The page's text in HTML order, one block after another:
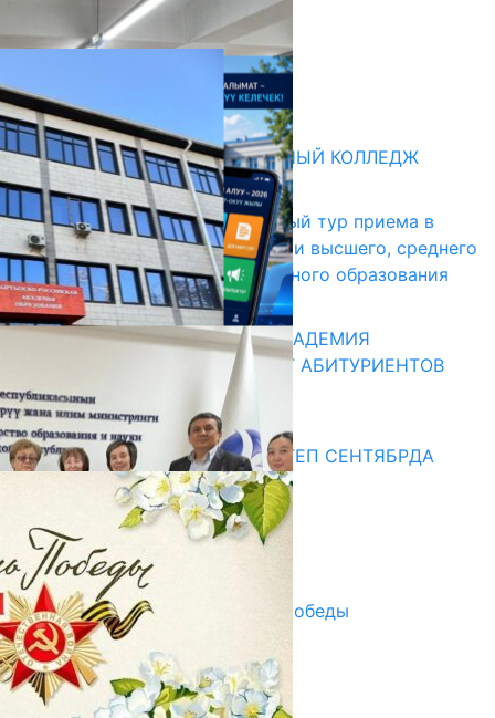
05.08.2026
31.07.2026
Абитуриент
БИШКЕКСКИЙ УНИВЕРСАЛЬНЫЙ КОЛЛЕДЖ
17.07.2026
В Кыргызстане начался первый тур приема в
образовательные организации высшего, среднего
и начального профессионального образования
13.07.2026
КЫРГЫЗКО-РОССИЙСКАЯ АКАДЕМИЯ
ОБРАЗОВАНИЯ ПРИГЛАШАЕТ АБИТУРИЕНТОВ
10.07.2026
Медиа
СУЗАКТА 750 ОРУНДУУ МЕКТЕП СЕНТЯБРДА
ПАЙДАЛАНУУГА БЕРИЛЕТ
07.08.2025
Улуу Жеңиштин жандуу сөзү
29.04.2025
Награды в преддверии Дня Победы
29.04.2025